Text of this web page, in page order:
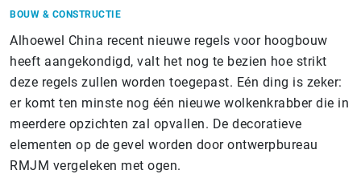
BOUW & CONSTRUCTIE
Alhoewel China recent nieuwe regels voor hoogbouw
heeft aangekondigd, valt het nog te bezien hoe strikt
deze regels zullen worden toegepast. Eén ding is zeker:
er komt ten minste nog één nieuwe wolkenkrabber die in
meerdere opzichten zal opvallen. De decoratieve
elementen op de gevel worden door ontwerpbureau
RMJM vergeleken met ogen.